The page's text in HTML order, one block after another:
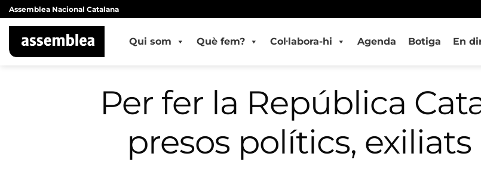
Skip
to
content
Assemblea Nacional Catalana
Qui som Què fem? Col·labora-hi Agenda Botiga En
Per fer la República
presos polítics,